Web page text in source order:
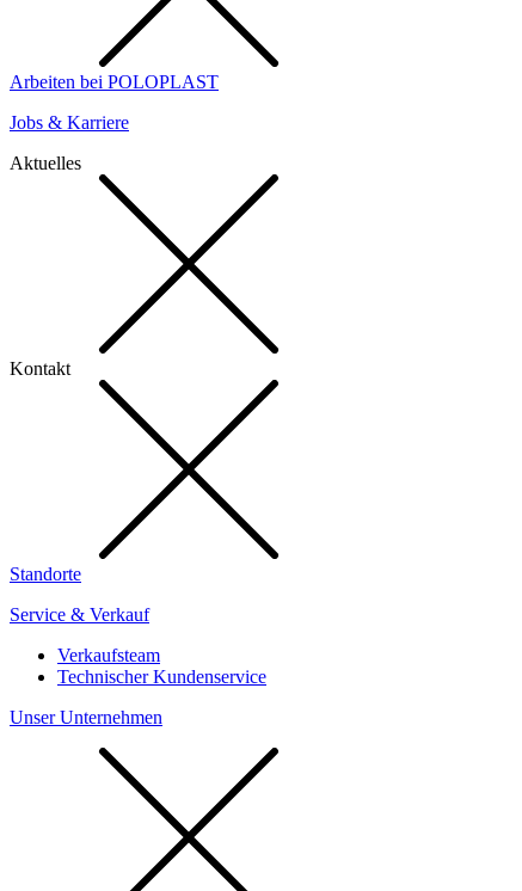
Arbeiten bei POLOPLAST
Jobs & Karriere
Aktuelles
Kontakt
Standorte
Service & Verkauf
Verkaufsteam
Technischer Kundenservice
Unser Unternehmen